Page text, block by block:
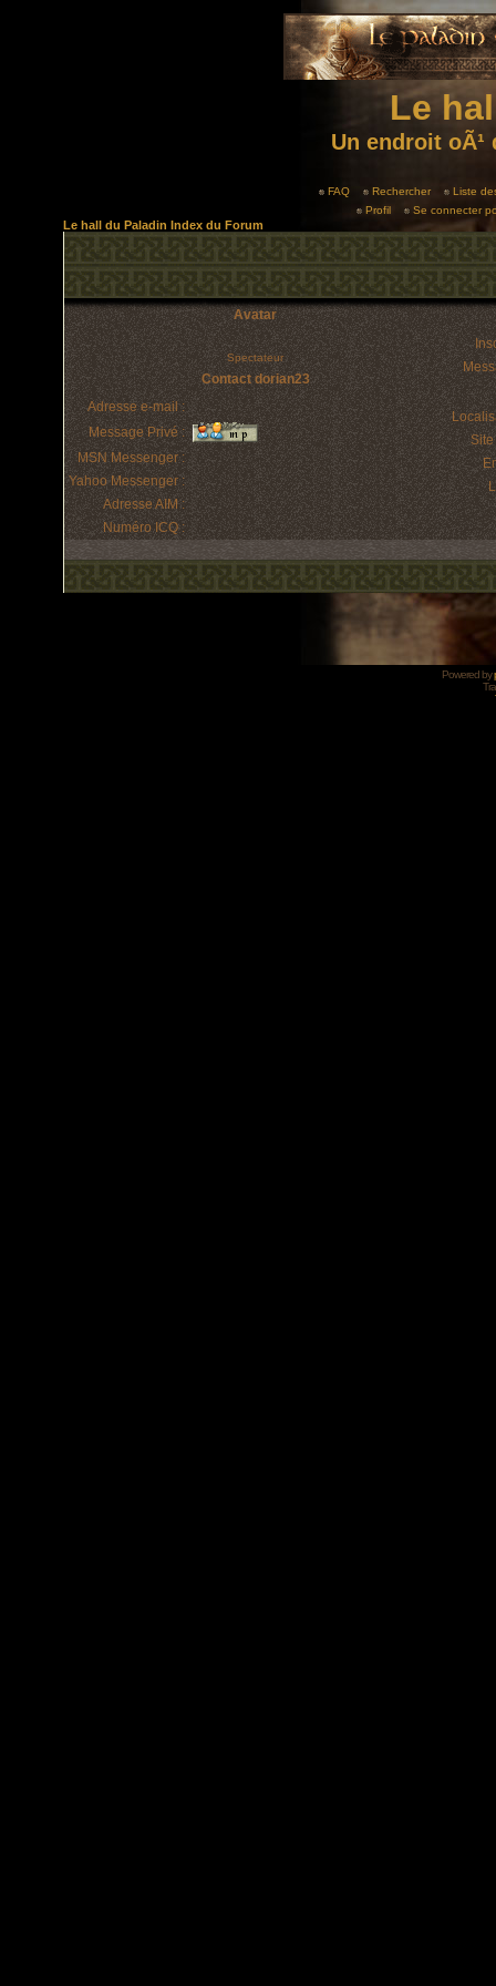
Le
Un endroit
FAQ Rechercher
Liste
Profil
Se connecter
Le hall du Paladin Index du Forum
Avatar
Spectateur
Contact dorian23
Adresse e-mail :
Message Privé :
MSN Messenger :
Yahoo Messenger :
Adresse AIM :
Numéro ICQ :
Powered by